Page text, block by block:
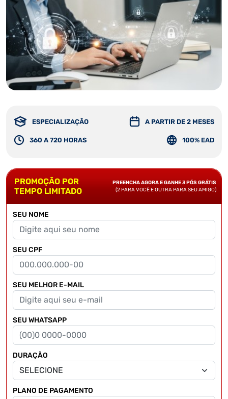
ESPECIALIZAÇÃO A PARTIR DE 2 MESES
360 A 720 HORAS 100% EAD
PROMOÇÃO POR
TEMPO LIMITADO
PREENCHA AGORA E GANHE 3 PÓS GRÁTIS
(2 PARA VOCÊ E OUTRA PARA SEU AMIGO)
SEU NOME
SEU CPF
SEU MELHOR E-MAIL
SEU WHATSAPP
DURAÇÃO
PLANO DE PAGAMENTO